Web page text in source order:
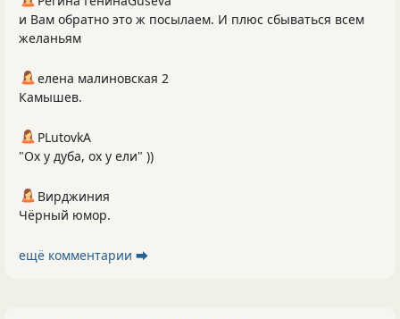
и Вам обратно это ж посылаем. И плюс сбываться всем
желаньям
елена малиновская 2
Камышев.
PLutоvkА
"Ох у дуба, ох у ели" ))
Вирджиния
Чёрный юмор.
ещё комментарии ⮕